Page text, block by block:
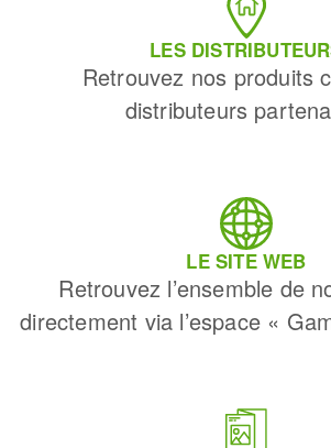
LES
Retrouvez nos produits
distributeurs
LE SITE WEB
Retrouvez l’ensemble de
directement via l’espace «